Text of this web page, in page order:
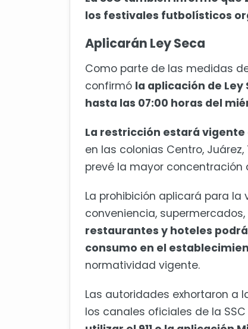
los festivales futbolísticos
Aplicarán Ley Seca
Como parte de las medidas
confirmó la aplicación de Ley
hasta las 07:00 horas del
La restricción estará
en las colonias Centro,
prevé la mayor concentración
La prohibición aplicará para
conveniencia,
restaurantes y hoteles
consumo en el
normatividad vigente.
Las autoridades exhortaron a
los canales oficiales de la